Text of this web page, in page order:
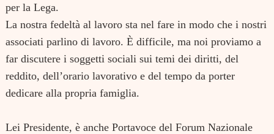
per la Lega.
La nostra fedeltà al lavoro sta nel fare in modo che i nostri
associati parlino di lavoro. È difficile, ma noi proviamo a
far discutere i soggetti sociali sui temi dei diritti, del
reddito, dell’orario lavorativo e del tempo da porter
dedicare alla propria famiglia.
Lei Presidente, è anche Portavoce del Forum Nazionale